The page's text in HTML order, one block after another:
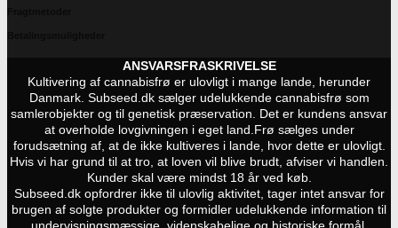
ANSVARSFRASKRIVELSE
Kultivering af cannabisfrø er ulovligt i mange lande, herunder
Danmark. Subseed.dk sælger udelukkende cannabisfrø som
samlerobjekter og til genetisk præservation. Det er kundens ansvar
at overholde lovgivningen i eget land. Frø sælges under
forudsætning af, at de ikke kultiveres i lande, hvor dette er ulovligt.
Hvis vi har grund til at tro, at loven vil blive brudt, afviser vi handlen.
Kunder skal være mindst 18 år ved køb.
Subseed.dk opfordrer ikke til ulovlig aktivitet, tager intet ansvar for
brugen af solgte produkter og formidler udelukkende information til